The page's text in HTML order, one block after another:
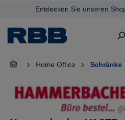
springenEntdecken Sie unseren
Home Office Schränke